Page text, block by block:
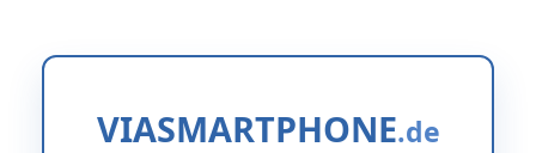
VIASMARTPHONE